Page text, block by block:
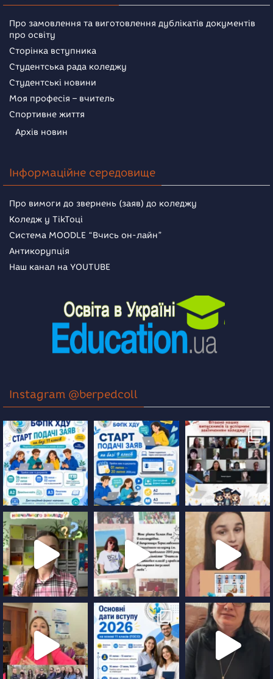
Про замовлення та виготовлення дублікатів документів
про освіту
Сторінка вступника
Студентська рада коледжу
Студентські новини
Моя професія – вчитель
Спортивне життя
Архів новин
Інформаційне середовище
Про вимоги до звернень (заяв) до коледжу
Коледж у TikToці
Система MOODLE “Вчись он-лайн”
Антикорупція
Наш канал на YOUTUBE
Instagram @berpedcoll